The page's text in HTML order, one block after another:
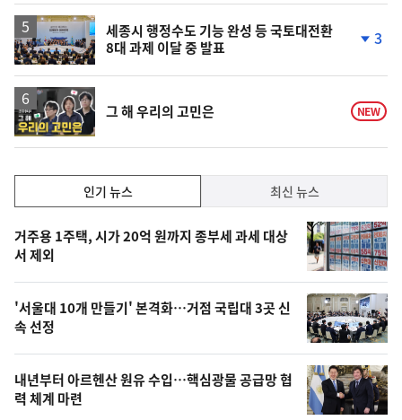
상
세종시 행정수도 기능 완성 등 국토대전환
8대 과제 이달 중 발표
하
락
3
영
상
그 해 우리의 고민은 NEW
기,
최
신,
오
늘
의
영
상
인기 뉴스 최신 뉴스
기
뉴
스
거주용 1주택, 시가 20억 원까지 종부세 과세 대상
서 제외
'서울대 10개 만들기' 본격화…거점 국립대 3곳 신
속 선정
내년부터 아르헨산 원유 수입…핵심광물 공급망 협
력 체계 마련